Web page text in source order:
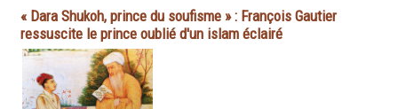
« Dara Shukoh, prince du soufisme » : François Gautier
ressuscite le prince oublié d'un islam éclairé